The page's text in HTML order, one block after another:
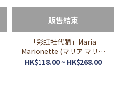
販售結束
「彩虹社代購」Maria
Marionette (マリア マリオ
ネット) original merch
HK$118.00 ~ HK$268.00